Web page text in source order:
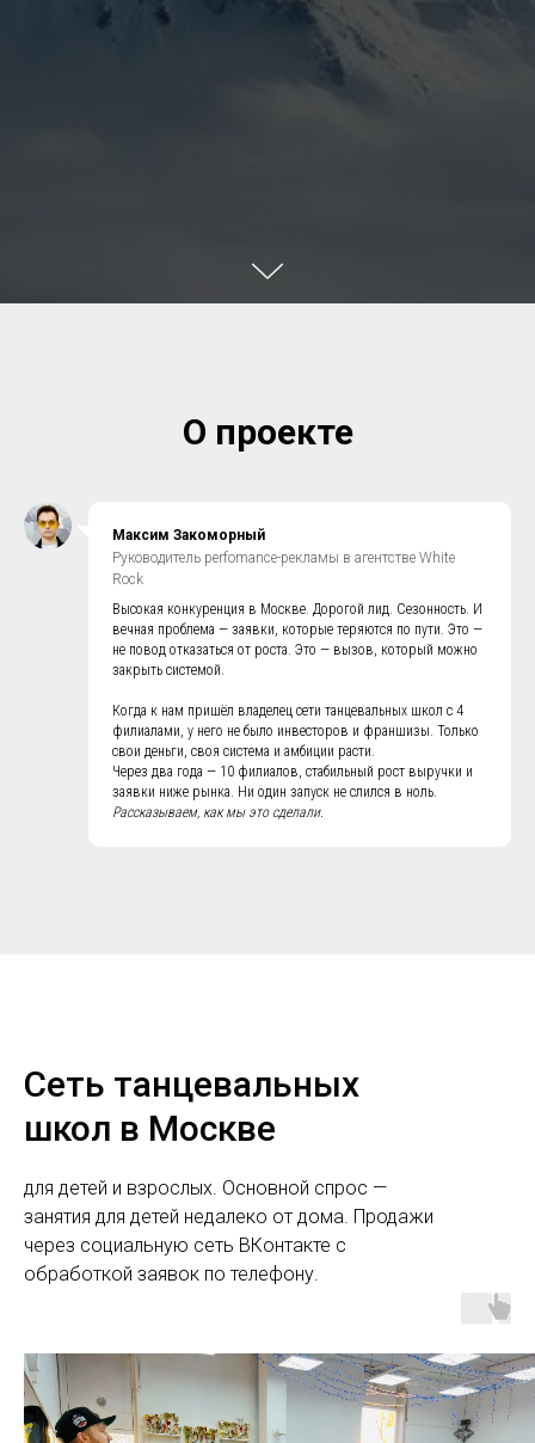
О проекте
Максим Закоморный
Руководитель perfomance-рекламы в агентстве White
Rock
Высокая конкуренция в Москве. Дорогой лид. Сезонность. И
вечная проблема — заявки, которые теряются по пути. Это —
не повод отказаться от роста. Это — вызов, который можно
закрыть системой.
Когда к нам пришёл владелец сети танцевальных школ с 4
филиалами, у него не было инвесторов и франшизы. Только
свои деньги, своя система и амбиции расти.
Через два года — 10 филиалов, стабильный рост выручки и
заявки ниже рынка. Ни один запуск не слился в ноль.
Рассказываем, как мы это сделали.
Сеть танцевальных
школ в Москве
для детей и взрослых. Основной спрос —
занятия для детей недалеко от дома. Продажи
через социальную сеть ВКонтакте с
обработкой заявок по телефону.